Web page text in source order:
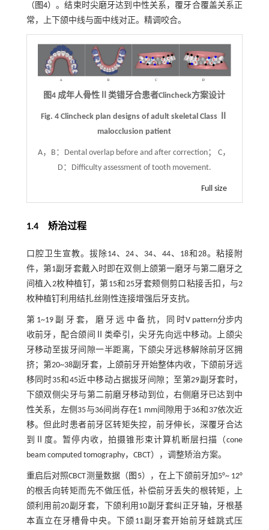
（ 图4）。结束时尖磨牙达到中性关系，覆牙合覆盖关系正
常，上下颌中线与面中线对正。精调咬合。
图4 成年人骨性Ⅱ类错牙合患者Clincheck方案设计
Fig. 4 Clincheck plan designs of adult skeletal Class Ⅱ
malocclusion patient
A，B：Dental overlap before and after correction； C，
D：Difficulty assessment of tooth movement.
Full size
1.4 矫治过程
口腔卫生宣教。拔除14、24、34、44、18和28。粘接附
件，第1副牙套戴入时即在双侧上颌第一磨牙与第二磨牙之
间植入2枚种植钉，第15和25牙套颊侧剪口粘接舌扣，与2
枚种植钉利用结扎丝刚性连接增强后牙支抗。
第 1~19 副 牙 套， 磨 牙 远 中 备 抗， 同 时V pattern分步内
收前牙，配合颌间Ⅱ类牵引，尖牙先向远中移动。上颌尖
牙移动至拔牙间隙一半距离，下颌尖牙远移解除前牙区拥
挤；第20~38副牙套，上颌前牙开始整体内收，下颌前牙远
移同时35和45近中移动占据拔牙间隙；至第29副牙套时，
下颌双侧尖牙与第二前磨牙移动到位，右侧磨牙已达到中
性关系，左侧35与36间尚存在1 mm间隙用于36和37依次近
移。但此时患者前牙区转矩失控，前牙伸长，深覆牙合达
到Ⅱ度。暂停内收，拍摄锥形束计算机断层扫描（cone
beam computed tomography，CBCT），调整矫治方案。
重启后对照CBCT测量数据（ 图5），在上下颌前牙加5°~ 12°
的根舌向转矩而先不做压低，补偿前牙丢失的根转矩，上
颌利用前20副牙套，下颌利用10副牙套纠正牙轴，牙根基
本直立在牙槽骨中央。下颌11副牙套开始前牙蛙跳式压